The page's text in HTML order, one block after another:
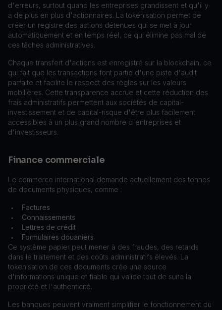
d'erreurs, surtout quand les entreprises grandissent et qu'il y
a de plus en plus d'actionnaires. La tokenisation permet de
créer un registre des actions détenues qui se met à jour
automatiquement et en temps réel, ce qui élimine pas mal de
ces tâches administratives.
Chaque transfert d'actions est enregistré sur la blockchain, ce
qui fait que les transactions font partie d'une piste d'audit
parfaite et facilite le respect des règles sur les valeurs
mobilières. Cette transparence accrue et cette réduction des
frais administratifs permettent aux sociétés de capital-
investissement et de capital-risque d'être plus facilement
accessibles à un plus grand nombre d'entreprises et
d'investisseurs.
Finance commerciale
Le commerce international demande actuellement des tonnes
de documents physiques, comme :
• Factures
• Connaissements
• Lettres de crédit
•
Formulaires douaniers
Ce système papier peut mener à des fraudes, des retards
dans le traitement et des coûts administratifs élevés. La
tokenisation de ces documents crée une source
d'informations unique et fiable qui valide tout de suite la
propriété et l'authenticité.
Les banques peuvent vraiment simplifier le fonctionnement du